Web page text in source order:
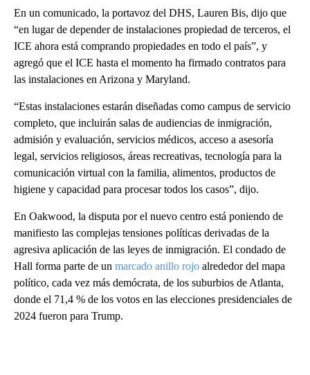
En un comunicado, la portavoz del DHS, Lauren Bis, dijo que
“en lugar de depender de instalaciones propiedad de terceros, el
ICE ahora está comprando propiedades en todo el país”, y
agregó que el ICE hasta el momento ha firmado contratos para
las instalaciones en Arizona y Maryland.
“Estas instalaciones estarán diseñadas como campus de servicio
completo, que incluirán salas de audiencias de inmigración,
admisión y evaluación, servicios médicos, acceso a asesoría
legal, servicios religiosos, áreas recreativas, tecnología para la
comunicación virtual con la familia, alimentos, productos de
higiene y capacidad para procesar todos los casos”, dijo.
En Oakwood, la disputa por el nuevo centro está poniendo de
manifiesto las complejas tensiones políticas derivadas de la
agresiva aplicación de las leyes de inmigración. El condado de
Hall forma parte de un marcado anillo rojo alrededor del mapa
político, cada vez más demócrata, de los suburbios de Atlanta,
donde el 71,4 % de los votos en las elecciones presidenciales de
2024 fueron para Trump.